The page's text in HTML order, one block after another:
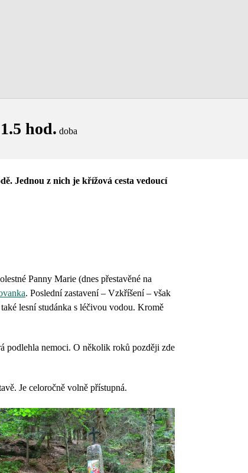
1.5 hod. doba
Jednou z nich je křížová cesta vedoucí
Panny Marie (dnes přestavěné na
. Poslední zastavení – Vzkříšení – však
lesní studánka s léčivou vodou. Kromě
podlehla nemoci. O několik roků později zde
Je celoročně volně přístupná.